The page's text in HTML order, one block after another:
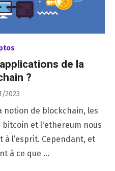
de la
?
2023
notion de blockchain, les
et l'ethereum nous
l’esprit. Cependant, et
à ce que …